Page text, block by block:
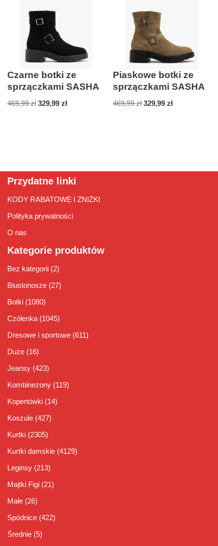
Czarne botki ze
sprzączkami SASHA
469,99zł 329,99 zł
Piaskowe botki ze
sprzączkami SASHA
469,99zł 329,99zł
Przydatne linki
KODY RABATOWE I ZNIŻKI
Polityka prywatności
O nas
Kategorie produktów
Bez kategorii (2)
Biustonosze (27)
Botki (1080)
Czółenka (1045)
Dresowe i sportowe (611)
Duże (16)
Jeansy (423)
Kombinezony (119)
Kopertówki (14)
Koszule (427)
Kurtki (2305)
Kurtki damskie (4129)
Leginsy (213)
Majtki Figi (21)
Małe (26)
Spódnice (422)
Średnie (5)